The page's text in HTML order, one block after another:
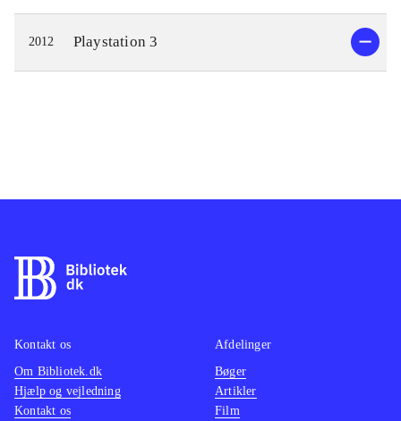
2012 Playstation 3
Kontakt os
Om Bibliotek.dk
Hjælp og vejledning
Kontakt os
Afdelinger
Bøger
Artikler
Film